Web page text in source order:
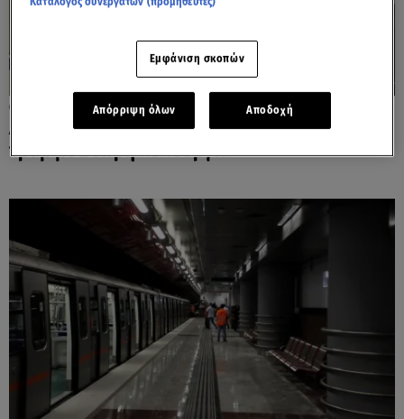
Αυτές είναι γραμμές λεωφορείων, μετρό,
τραμ με 24ωρη λειτουργία
Εμφάνιση σκοπών
Απόρριψη όλων Αποδοχή